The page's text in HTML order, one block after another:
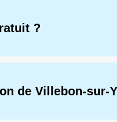
?
de Villebon-sur-